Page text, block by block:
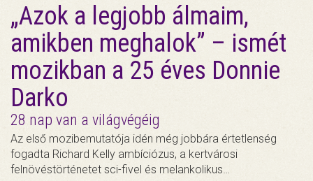
„Azok a legjobb álmaim,
amikben meghalok” – ismét
mozikban a 25 éves Donnie
Darko
28 nap van a világvégéig
Az első mozibemutatója idén még jobbára értetlenség
fogadta Richard Kelly ambíciózus, a kertvárosi
felnövéstörténetet sci-fivel és melankolikus…